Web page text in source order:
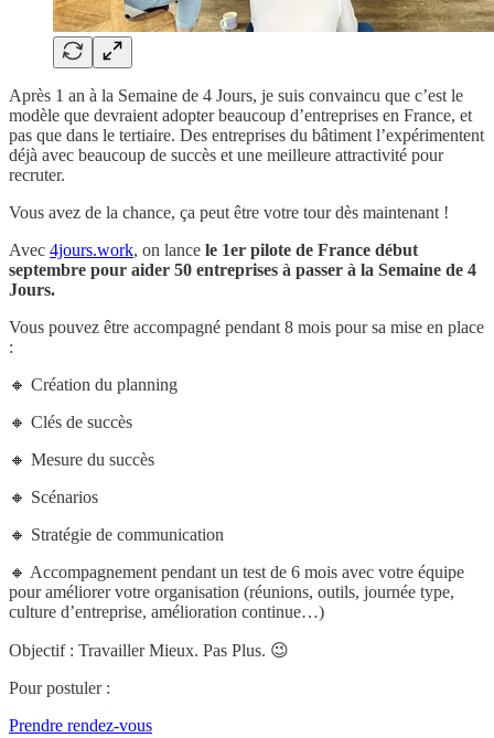
Après 1 an à la Semaine de 4 Jours, je suis convaincu que c’est le
modèle que devraient adopter beaucoup d’entreprises en France, et
pas que dans le tertiaire. Des entreprises du bâtiment l’expérimentent
déjà avec beaucoup de succès et une meilleure attractivité pour
recruter.
Vous avez de la chance, ça peut être votre tour dès maintenant !
Avec 4jours.work, on lance le 1er pilote de France début
septembre pour aider 50 entreprises à passer à la Semaine de 4
Jours.
Vous pouvez être accompagné pendant 8 mois pour sa mise en place
:
🔸 Création du planning
🔸 Clés de succès
🔸 Mesure du succès
🔸 Scénarios
🔸 Stratégie de communication
🔸 Accompagnement pendant un test de 6 mois avec votre équipe
pour améliorer votre organisation (réunions, outils, journée type,
culture d’entreprise, amélioration continue…)
Objectif : Travailler Mieux. Pas Plus. 😉
Pour postuler :
Prendre rendez-vous